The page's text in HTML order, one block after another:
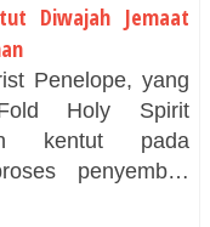
Diwajah Jemaat
Penelope, yang
Holy Spirit
kentut pada
penyemb…